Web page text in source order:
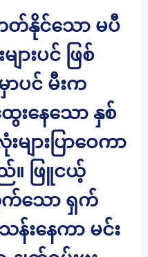
တ်နိုင်သော မပီ
ားပင် ဖြစ်
ပင် မီးက
းနေသော နှစ်
ျားပြာဝေကာ
။ ဖြူငယ့်
သော ရှက်
န်းနေကာ မင်း